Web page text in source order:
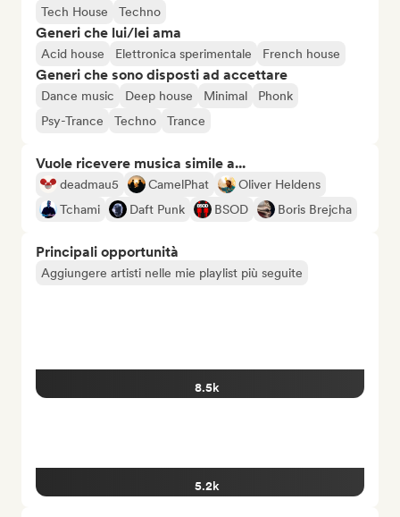
Tech House
Techno
Generi che lui/lei ama
Acid house Elettronica sperimentale French house
Generi che sono disposti ad accettare
Dance music Deep house Minimal
Phonk
Psy-Trance
Techno Trance
Vuole ricevere musica simile a...
deadmau5 CamelPhat
Oliver Heldens
Tchami
Daft Punk BSOD Boris Brejcha
Principali opportunità
Aggiungere artisti nelle mie playlist più seguite
8.5k
5.2k